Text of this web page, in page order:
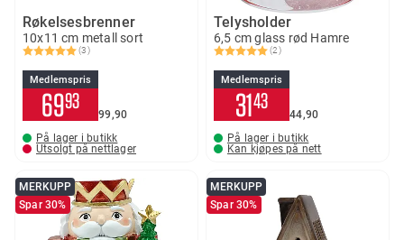
Røkelsesbrenner
10x11 cm metall sort
Karakter:
(3)
5.0 av 5 mulige
Medlemspris
6993
99 90
På lager i butikk
Utsolgt på nettlager
Telysholder
6,5 cm glass rød Hamre
Karakter:
(2)
5.0 av 5 mulige
Medlemspris
3143
44 90
På lager i butikk
Kan kjøpes på nett
MERKUPP
Spar 30%
MERKUPP
Spar 30%